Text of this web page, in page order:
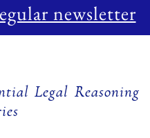
newsletter
Legal Reasoning